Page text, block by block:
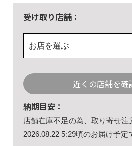
受け取り店舗：
お店を選ぶ
近くの店舗を確
納期目安：
店舗在庫不足の為、取り寄せ注
2026.08.22 5:29頃のお届け予定